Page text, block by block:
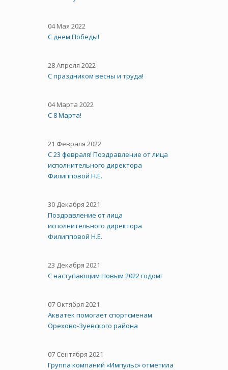
04 Мая 2022
С днем Победы!
28 Апреля 2022
С праздником весны и труда!
04 Марта 2022
С 8 Марта!
21 Февраля 2022
С 23 февраля! Поздравление от лица
исполнительного директора
Филипповой Н.Е.
30 Декабря 2021
Поздравление от лица
исполнительного директора
Филипповой Н.Е.
23 Декабря 2021
С наступающим Новым 2022 годом!
07 Октября 2021
Акватек помогает спортсменам
Орехово-Зуевского района
07 Сентября 2021
Группа компаний «Импульс» отметила